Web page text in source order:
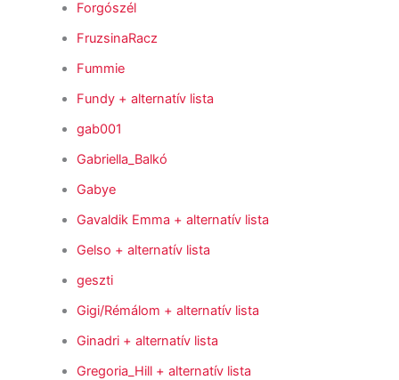
Forgószél
FruzsinaRacz
Fummie
Fundy + alternatív lista
gab001
Gabriella_Balkó
Gabye
Gavaldik Emma + alternatív lista
Gelso + alternatív lista
geszti
Gigi/Rémálom + alternatív lista
Ginadri + alternatív lista
Gregoria_Hill + alternatív lista